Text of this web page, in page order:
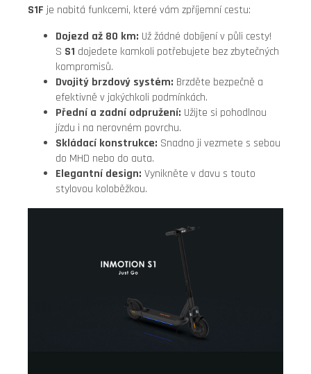
S1F je nabitá funkcemi, které vám zpříjemní cestu:
Dojezd až 80 km: Už žádné dobíjení v půli cesty!
S S1 dojedete kamkoli potřebujete bez zbytečných
kompromisů.
Dvojitý brzdový systém: Brzděte bezpečně a
efektivně v jakýchkoli podmínkách.
Přední a zadní odpružení: Užijte si pohodlnou
jízdu i na nerovném povrchu.
Skládací konstrukce: Snadno ji vezmete s sebou
do MHD nebo do auta.
Elegantní design: Vynikněte v davu s touto
stylovou koloběžkou.